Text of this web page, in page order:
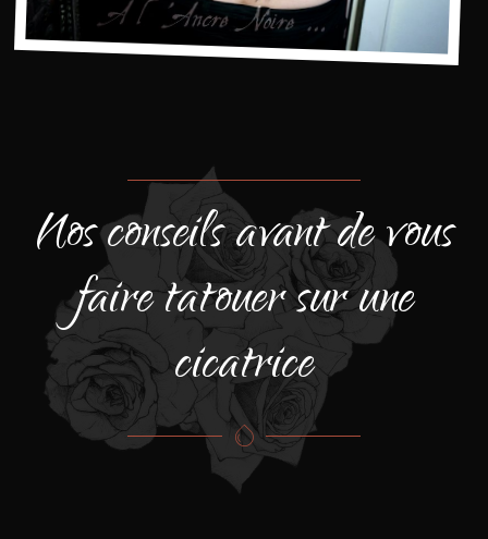
Nos conseils avant de vous
faire tatouer sur une
cicatrice